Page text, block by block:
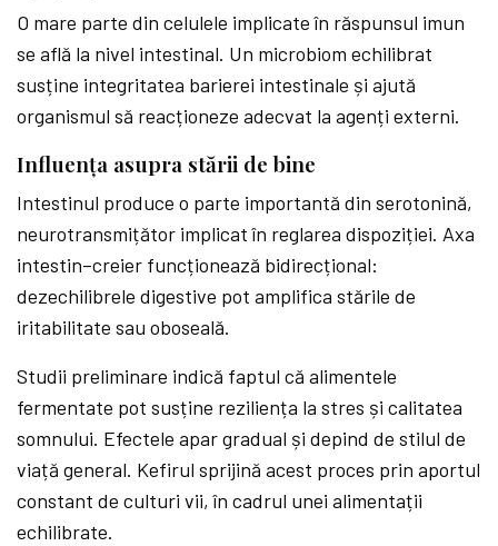
O mare parte din celulele implicate în răspunsul imun
se află la nivel intestinal. Un microbiom echilibrat
susține integritatea barierei intestinale și ajută
organismul să reacționeze adecvat la agenți externi.
Influența asupra stării de bine
Intestinul produce o parte importantă din serotonină,
neurotransmițător implicat în reglarea dispoziției. Axa
intestin–creier funcționează bidirecțional:
dezechilibrele digestive pot amplifica stările de
iritabilitate sau oboseală.
Studii preliminare indică faptul că alimentele
fermentate pot susține reziliența la stres și calitatea
somnului. Efectele apar gradual și depind de stilul de
viață general. Kefirul sprijină acest proces prin aportul
constant de culturi vii, în cadrul unei alimentații
echilibrate.